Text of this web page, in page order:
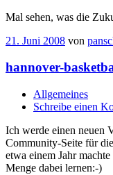
Mal sehen, was die
21. Juni 2008 von
hannover-
Allgemeines
Schreibe einen
Ich werde einen neuen
Community-Seite für
etwa einem Jahr
Menge dabei lernen:-)